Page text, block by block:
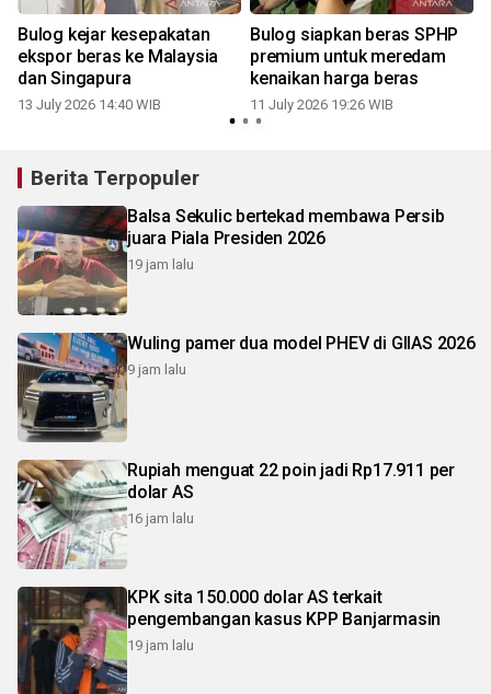
Bulog kejar kesepakatan
ekspor beras ke Malaysia
dan Singapura
13 July 2026 14:40 WIB
Bulog siapkan beras SPHP
premium untuk meredam
kenaikan harga beras
11 July 2026 19:26 WIB
Berita Terpopuler
Balsa Sekulic bertekad membawa Persib
juara Piala Presiden 2026
19 jam lalu
Wuling pamer dua model PHEV di GIIAS 2026
9 jam lalu
Rupiah menguat 22 poin jadi Rp17.911 per
dolar AS
16 jam lalu
KPK sita 150.000 dolar AS terkait
pengembangan kasus KPP Banjarmasin
19 jam lalu